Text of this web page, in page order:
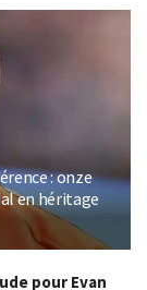
: onze
en héritage
pour Evan